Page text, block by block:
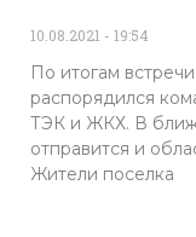
10.08.2021 19:54
По итогам
распорядился
ТЭК и ЖКХ. В
отправится и
Жители поселка